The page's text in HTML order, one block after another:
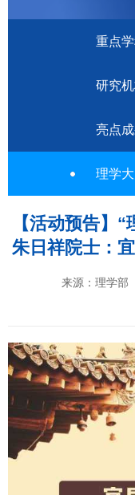
重点
研究
亮点
理学
【活动预告】
朱日祥院士：
来源：理学部